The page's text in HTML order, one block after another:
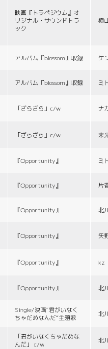
映画『トラペジウム』オ
リジナル・サウンドトラ
ック
横
アルバム『blossom』収録 ケ
アルバム『blossom』収録 ミ
「ざらざら」c/w ナ
「ざらざら」c/w 末
『Opportunity』 ミ
『Opportunity』 片
『Opportunity』 北
『Opportunity』 矢
『Opportunity』 kz
『Opportunity』 北
Single/映画“君がいなく
ちゃだめなんだ”主題歌
北
「君がいなくちゃだめな
んだ」 c/w
北